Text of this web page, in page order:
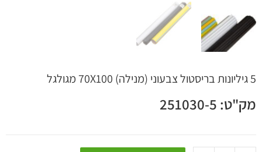
5 גיליונות בריסטול צבעוני (מנילה) 70X100 מגולגל
מק"ט: 251030-5